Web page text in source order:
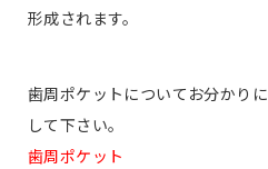
形成されます。
歯周ポケットについてお分かり
して下さい。
歯周ポケット